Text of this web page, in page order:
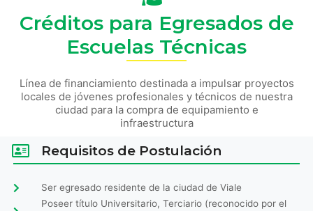
Créditos para Egresados de
Escuelas Técnicas
Línea de financiamiento destinada a impulsar proyectos
locales de jóvenes profesionales y técnicos de nuestra
ciudad para la compra de equipamiento e
infraestructura
Requisitos de Postulación
Ser egresado residente de la ciudad de Viale
Poseer título Universitario, Terciario (reconocido por el